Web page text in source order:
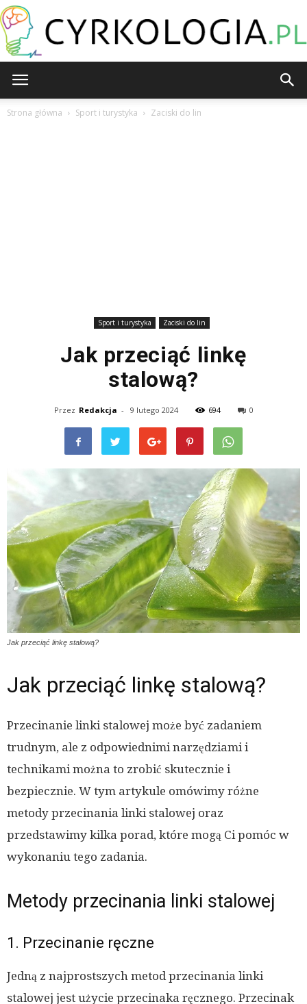
Strona główna Sport i turystyka Zaciski do lin
Sport i turystyka Zaciski do lin
Jak przeciąć linkę
stalową?
Przez Redakcja - 9 lutego 2024 694 0
Jak przeciąć linkę stalową?
Jak przeciąć linkę stalową?
Przecinanie linki stalowej może być zadaniem
trudnym, ale z odpowiednimi narzędziami i
technikami można to zrobić skutecznie i
bezpiecznie. W tym artykule omówimy różne
metody przecinania linki stalowej oraz
przedstawimy kilka porad, które mogą Ci pomóc w
wykonaniu tego zadania.
Metody przecinania linki stalowej
1. Przecinanie ręczne
Jedną z najprostszych metod przecinania linki
stalowej jest użycie przecinaka ręcznego. Przecinak